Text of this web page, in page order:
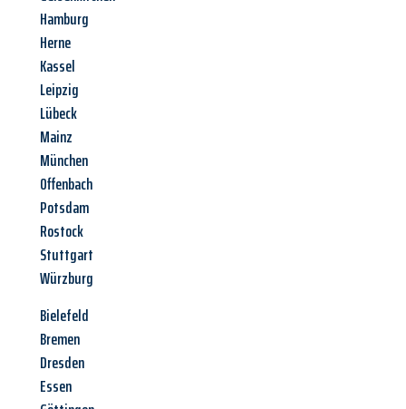
Hamburg
Herne
Kassel
Leipzig
Lübeck
Mainz
München
Offenbach
Potsdam
Rostock
Stuttgart
Würzburg
Bielefeld
Bremen
Dresden
Essen